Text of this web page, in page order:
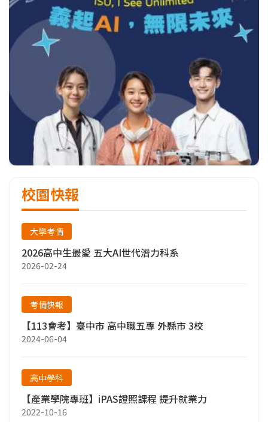
校園快報
大學考情
2026高中生最愛 五大AI世代潛力科系
2026-02-24
考情快報
【113會考】臺中市 高中職五專 外縣市 3校
2024-06-04
高中學科
【產業學院專班】iPAS證照課程 提升就業力
2022-10-16